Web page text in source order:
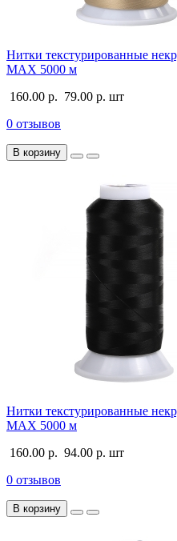
Нитки текстурированные
MAX 5000 м
160.00 р. 79.00 р. шт
0 отзывов
В корзину
Нитки текстурированные
MAX 5000 м
160.00 р. 94.00 р. шт
0 отзывов
В корзину